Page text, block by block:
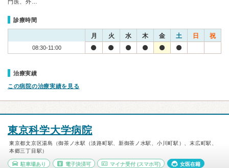
門医、外…
診療時間
月 火 水 木 金 土 日 祝
08:30-11:00
治療実績
この病院の治療実績を見る
東京科学大学病院
東京都文京区湯島（御茶ノ水駅（淡路町駅、新御茶ノ水駅、小川町駅）、末広町駅、
本郷三丁目駅）
駐車場あり 電子決済可 マイナ受付 (スマホ可) 女医在籍